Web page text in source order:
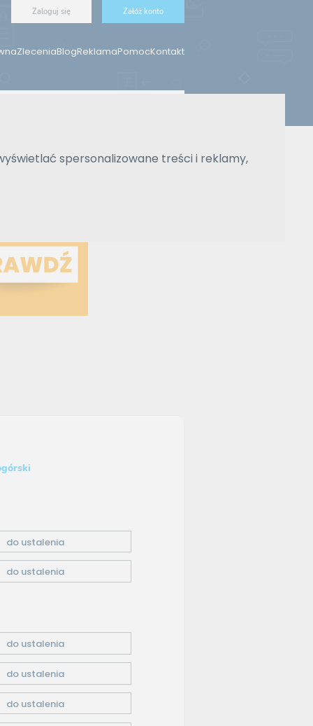
spersonalizowane treści i reklamy,
Zaloguj się Załóż konto
ZleceniaBlogReklamaPomocKontakt
do ustalenia
do ustalenia
do ustalenia
do ustalenia
do ustalenia